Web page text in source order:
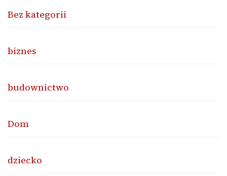
Bez kategorii
biznes
budownictwo
Dom
dziecko